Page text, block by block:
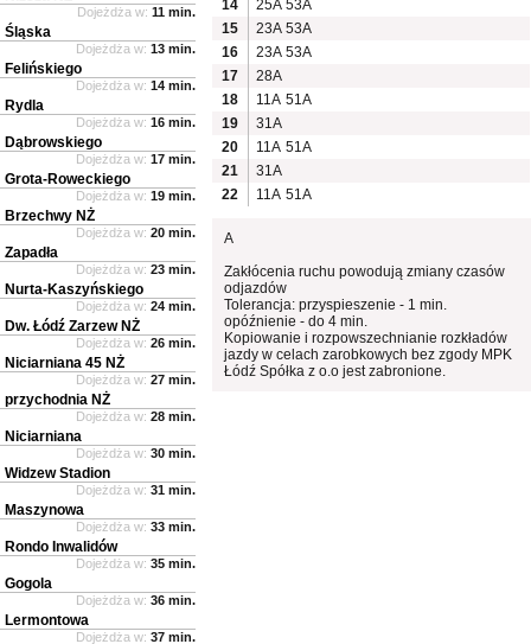
14
25A 53A
15
23A 53A
16
23A 53A
17
28A
18
11A 51A
19
31A
20
11A 51A
21
31A
22
11A 51A
A
Zakłócenia ruchu powodują zmiany czasów
odjazdów
Tolerancja: przyspieszenie - 1 min.
opóźnienie - do 4 min.
Kopiowanie i rozpowszechnianie rozkładów
jazdy w celach zarobkowych bez zgody MPK
Łódź Spółka z o.o jest zabronione.
Dojeżdża w: 11 min.
Śląska
Dojeżdża w: 13 min.
Felińskiego
Dojeżdża w: 14 min.
Rydla
Dojeżdża w: 16 min.
Dąbrowskiego
Dojeżdża w: 17 min.
Grota-Roweckiego
Dojeżdża w: 19 min.
Brzechwy NŻ
Dojeżdża w: 20 min.
Zapadła
Dojeżdża w: 23 min.
Nurta-Kaszyńskiego
Dojeżdża w: 24 min.
Dw. Łódź Zarzew NŻ
Dojeżdża w: 26 min.
Niciarniana 45 NŻ
Dojeżdża w: 27 min.
przychodnia NŻ
Dojeżdża w: 28 min.
Niciarniana
Dojeżdża w: 30 min.
Widzew Stadion
Dojeżdża w: 31 min.
Maszynowa
Dojeżdża w: 33 min.
Rondo Inwalidów
Dojeżdża w: 35 min.
Gogola
Dojeżdża w: 36 min.
Lermontowa
Dojeżdża w: 37 min.